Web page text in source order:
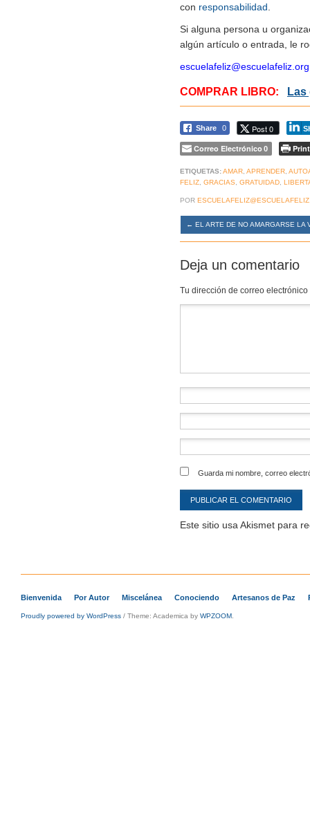
con responsabilidad
Si alguna persona u
algún artículo o entrada, le
escuelafeliz@escuelafeliz.org
COMPRAR LIBRO: Las
Share 0 Post 0
Correo Electrónico 0 Print
ETIQUETAS:AMAR APRENDER
FELIZ GRACIAS GRATUIDAD
POR
← EL ARTE DE NO AMARGARSE LA
Deja un comentario
Tu dirección de correo
Guarda mi nombre, correo
Este sitio usa Akismet para
Bienvenida Por Autor Miscelánea Conociendo Artesanos de Paz
Proudly powered by WordPress / Theme: Academica by WPZOOM